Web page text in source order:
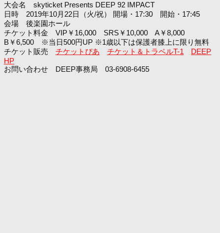
大会名 skyticket Presents DEEP 92 IMPACT
日時 2019年10月22日（火/祝） 開場・17:30 開始・17:45
会場 後楽園ホール
チケット料金 VIP￥16,000 SRS￥10,000 A￥8,000
B￥6,500 ※当日500円UP ※1歳以下は保護者膝上に限り無料
チケット販売 チケットぴあ チケット＆トラベルT-1
DEEP
HP
お問い合わせ DEEP事務局 03-6908-6455